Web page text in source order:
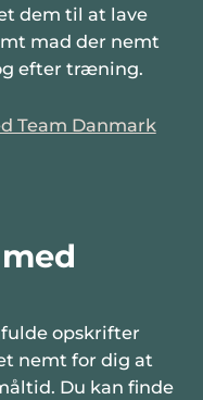
dem til at lave
mad der nemt
efter træning.
Team Danmark
opskrifter
nemt for dig at
Du kan finde